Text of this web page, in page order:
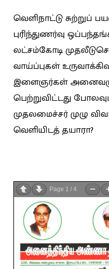
வெளிநாட்டு சுற்றுப்
புரிந்துணர்வு
லட்சம்கோடி
வாய்ப்புகள்
இளைஞர்கள்
பெற்றுவிட்டது
முதலமைச்சர் முழு
வெளியிடத் தயாரா?
Page 1 / 4